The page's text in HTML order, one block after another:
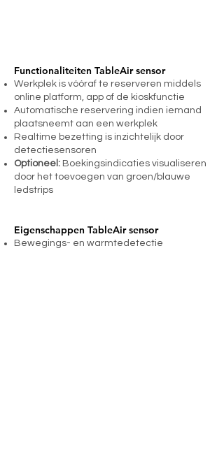
Functionaliteiten TableAir sensor
Werkplek is vóóraf te reserveren middels
online platform, app of de kioskfunctie
Automatische reservering indien iemand
plaatsneemt aan een werkplek
Realtime bezetting is inzichtelijk door
detectiesensoren
Optioneel: Boekingsindicaties visualiseren
door het toevoegen van groen/blauwe
ledstrips
Eigenschappen TableAir sensor
Bewegings- en warmtedetectie